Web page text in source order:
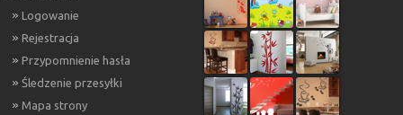
Logowanie
Rejestracja
Przypomnienie hasła
Śledzenie przesyłki
Mapa strony